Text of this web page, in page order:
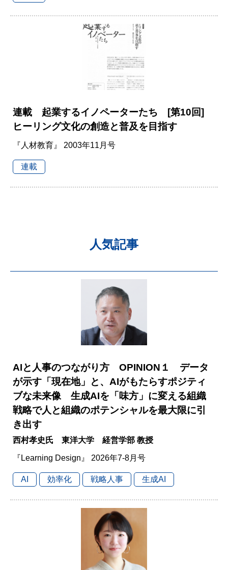
連載 起業するイノペーターたち [第10回]
ヒーリング文化の創造と普及を目指す
『人材教育』 2003年11月号
連載
人気記事
AIと人事のつながり方 OPINION１ データ
が示す「現在地」と、AIがもたらすポジティ
ブな未来像 生成AIを「味方」に変える組織
戦略で人と組織のポテンシャルを最大限に引
き出す
西村孝史氏 東洋大学 経営学部 教授
『Learning Design』 2026年7-8月号
AI 効率化 戦略人事 生成AI